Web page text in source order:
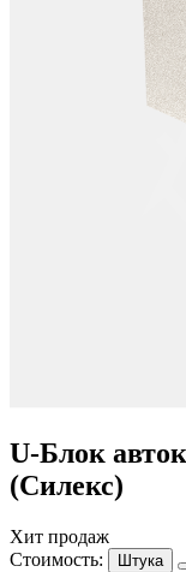
U-Блок
(Силекс)
Хит продаж
Стоимость:
Штука